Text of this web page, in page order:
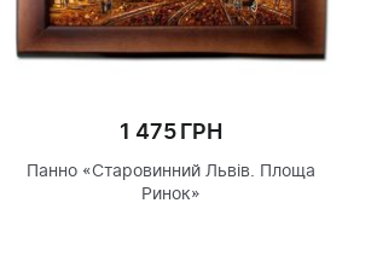
1 475 ГРН
Панно «Старовинний Львів. Площа
Ринок»